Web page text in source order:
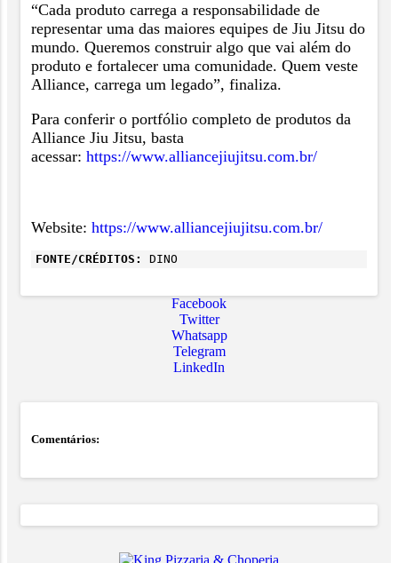
“Cada produto carrega a responsabilidade de
representar uma das maiores equipes de Jiu Jitsu do
mundo. Queremos construir algo que vai além do
produto e fortalecer uma comunidade. Quem veste
Alliance, carrega um legado”, finaliza.
Para conferir o portfólio completo de produtos da
Alliance Jiu Jitsu, basta
acessar: https://www.alliancejiujitsu.com.br/
Website: https://www.alliancejiujitsu.com.br/
FONTE/CRÉDITOS: DINO
Facebook
Twitter
Whatsapp
Telegram
LinkedIn
Comentários: